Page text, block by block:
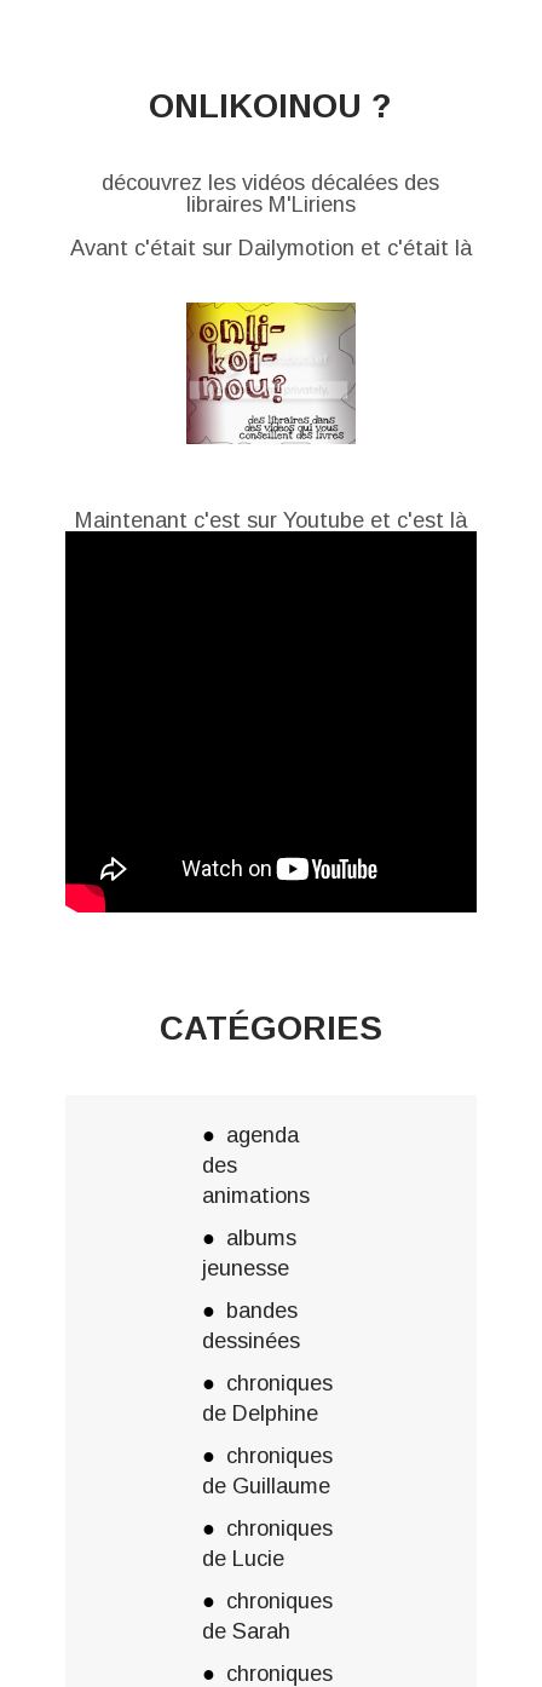
ONLIKOINOU ?
découvrez les vidéos décalées des
libraires M'Liriens
Avant c'était sur Dailymotion et c'était là
Maintenant c'est sur Youtube et c'est là
CATÉGORIES
agenda
des
animations
albums
jeunesse
bandes
dessinées
chroniques
de Delphine
chroniques
de Guillaume
chroniques
de Lucie
chroniques
de Sarah
chroniques